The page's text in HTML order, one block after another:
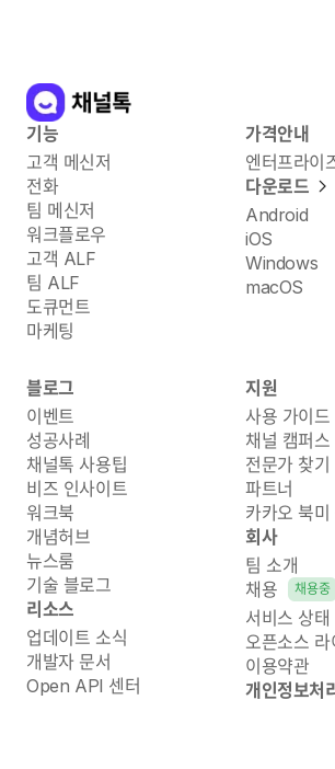
이 글에서는 그 중 호스트 웹사이트와의 실행 환
경 공유에 따른 문제들을
부분이 많았습니다. 따라서 새로운 프레임워크 및
라이브러리를 리서치 했고 매우 가볍고 렌더링 퍼
포먼스 면에서 AngularJS 1 대비 우위에 있던 Re
act 를 사용하기로 결정했습니다. 컴포넌트의 설
계 패턴은 Redux를 만든 Dan이 제안한 Contain
er 와 Presentational 컴포넌트를 구분하는 방식
으로 설계하고 있습니다. 따라서 Container 가 d
ata fetch 및 update 등
기능
고객 메신저
전화
팀 메신저
워크플로우
고객 ALF
팀 ALF
도큐먼트
마케팅
가격안내
엔터프라이
다운로드
Android
iOS
Windows
macOS
블로그
이벤트
성공사례
채널톡 사용팁
비즈 인사이트
워크북
개념허브
뉴스룸
기술 블로그
리소스
업데이트 소식
개발자 문서
Open API 센터
지원
사용 가이드
채널 캠퍼스
전문가 찾기
파트너
카카오 북미
회사
팀 소개
채용
채용중
서비스 상태
오픈소스 라
이용약관
개인정보처